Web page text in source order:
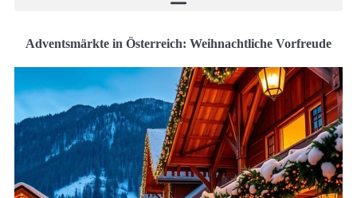
Adventsmärkte in Österreich: Weihnachtliche Vorfreude